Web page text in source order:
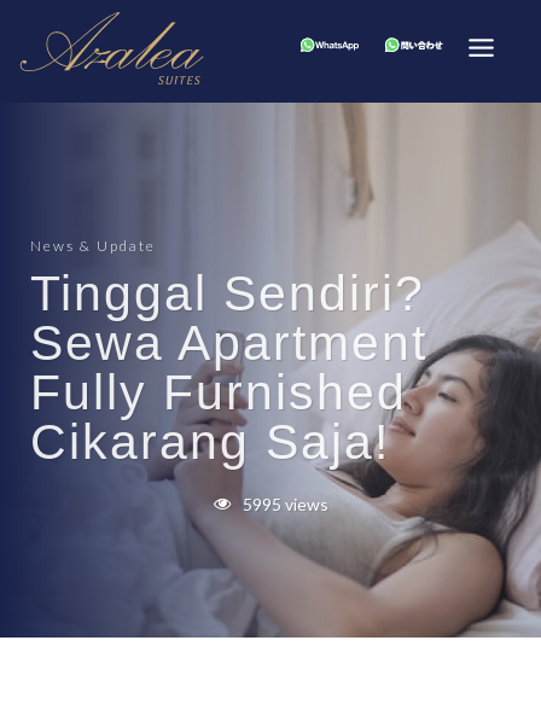
News & Update
Tinggal Sendiri?
Sewa Apartment
Fully Furnished
Cikarang Saja!
5995 views